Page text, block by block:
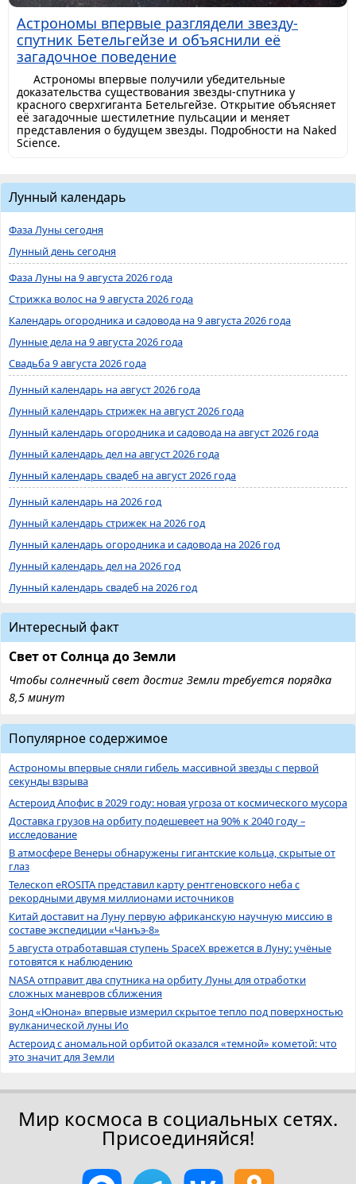
Астрономы впервые разглядели звезду-
спутник Бетельгейзе и объяснили её
загадочное поведение
Астрономы впервые получили убедительные
доказательства существования звезды-спутника у
красного сверхгиганта Бетельгейзе. Открытие объясняет
её загадочные шестилетние пульсации и меняет
представления о будущем звезды. Подробности на Naked
Science.
Лунный календарь
Фаза Луны сегодня
Лунный день сегодня
Фаза Луны на 9 августа 2026 года
Стрижка волос на 9 августа 2026 года
Календарь огородника и садовода на 9 августа 2026 года
Лунные дела на 9 августа 2026 года
Свадьба 9 августа 2026 года
Лунный календарь на август 2026 года
Лунный календарь стрижек на август 2026 года
Лунный календарь огородника и садовода на август 2026 года
Лунный календарь дел на август 2026 года
Лунный календарь свадеб на август 2026 года
Лунный календарь на 2026 год
Лунный календарь стрижек на 2026 год
Лунный календарь огородника и садовода на 2026 год
Лунный календарь дел на 2026 год
Лунный календарь свадеб на 2026 год
Интересный факт
Свет от Солнца до Земли
Чтобы солнечный свет достиг Земли требуется порядка
8,5 минут
Популярное содержимое
Астрономы впервые сняли гибель массивной звезды с первой
секунды взрыва
Астероид Апофис в 2029 году: новая угроза от космического мусора
Доставка грузов на орбиту подешевеет на 90% к 2040 году –
исследование
В атмосфере Венеры обнаружены гигантские кольца, скрытые от
глаз
Телескоп eROSITA представил карту рентгеновского неба с
рекордными двумя миллионами источников
Китай доставит на Луну первую африканскую научную миссию в
составе экспедиции «Чанъэ-8»
5 августа отработавшая ступень SpaceX врежется в Луну: учёные
готовятся к наблюдению
NASA отправит два спутника на орбиту Луны для отработки
сложных маневров сближения
Зонд «Юнона» впервые измерил скрытое тепло под поверхностью
вулканической луны Ио
Астероид с аномальной орбитой оказался «темной» кометой: что
это значит для Земли
Мир космоса в социальных сетях.
Присоединяйся!